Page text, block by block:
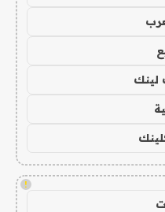
لينك
!